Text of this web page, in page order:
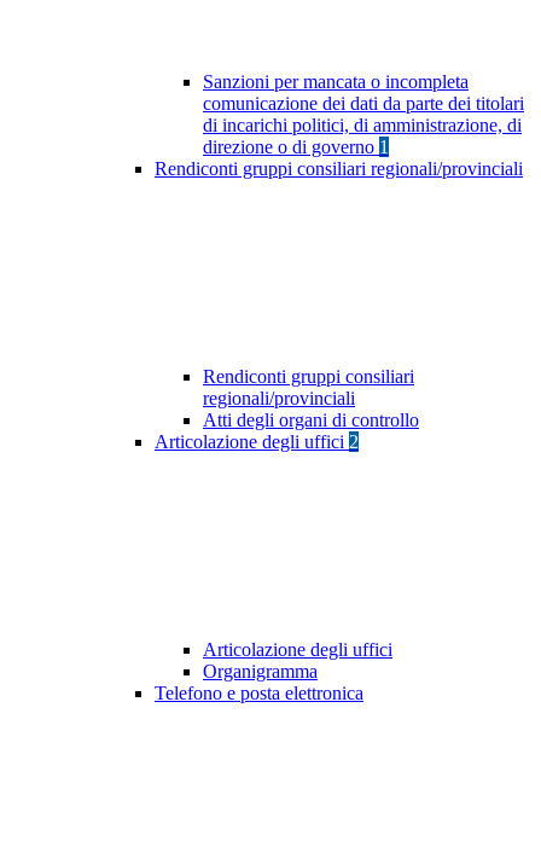
Sanzioni per mancata o incompleta
comunicazione dei dati da parte dei titolari
di incarichi politici, di amministrazione, di
direzione o di governo 1
Rendiconti gruppi consiliari regionali/provinciali
Rendiconti gruppi consiliari
regionali/provinciali
Atti degli organi di controllo
Articolazione degli uffici 2
Articolazione degli uffici
Organigramma
Telefono e posta elettronica